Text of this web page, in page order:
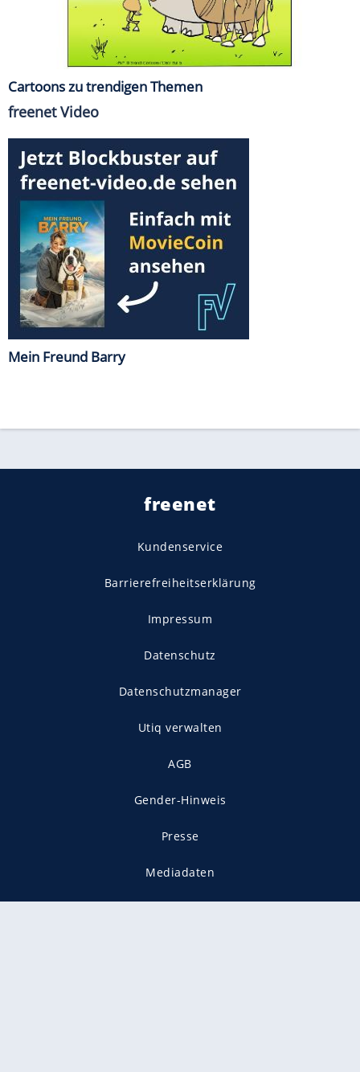
Cartoons zu trendigen Themen
freenet Video
Mein Freund Barry
freenet
Kundenservice
Barrierefreiheitserklärung
Impressum
Datenschutz
Datenschutzmanager
Utiq verwalten
AGB
Gender-Hinweis
Presse
Mediadaten